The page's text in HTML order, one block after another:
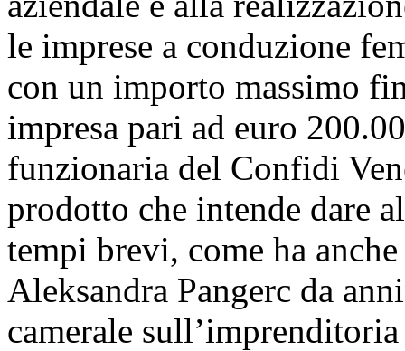
le imprese a conduzione
con un importo massimo
impresa pari ad euro
funzionaria del Confidi
prodotto che intende dare
tempi brevi, come ha
Aleksandra Pangerc da
camerale